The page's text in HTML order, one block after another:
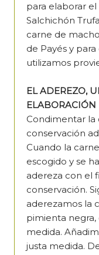
para elaborar el
Salchichón
carne de
de Payés y
utilizamos
EL ADEREZO,
ELABORACIÓN
Condimentar la
conservación
Cuando la
escogido y se
adereza con el
conservación.
aderezamos la
pimienta negra,
medida.
justa medida.